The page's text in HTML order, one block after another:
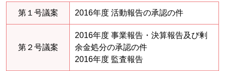
第１号議案 2016年度 活動報告の承認の件
第２号議案
2016年度 事業報告・決算報告及び剰
余金処分の承認の件
2016年度 監査報告